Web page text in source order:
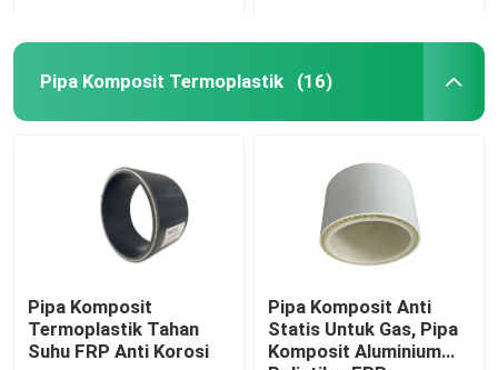
Pipa Komposit Termoplastik (16)
Pipa Komposit
Termoplastik Tahan
Suhu FRP Anti Korosi
Pipa Komposit Anti
Statis Untuk Gas, Pipa
Komposit Aluminium